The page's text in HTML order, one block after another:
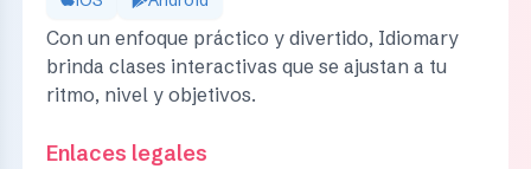
Con un enfoque práctico y divertido, Idiomary
brinda clases interactivas que se ajustan a tu
ritmo, nivel y objetivos.
Enlaces legales